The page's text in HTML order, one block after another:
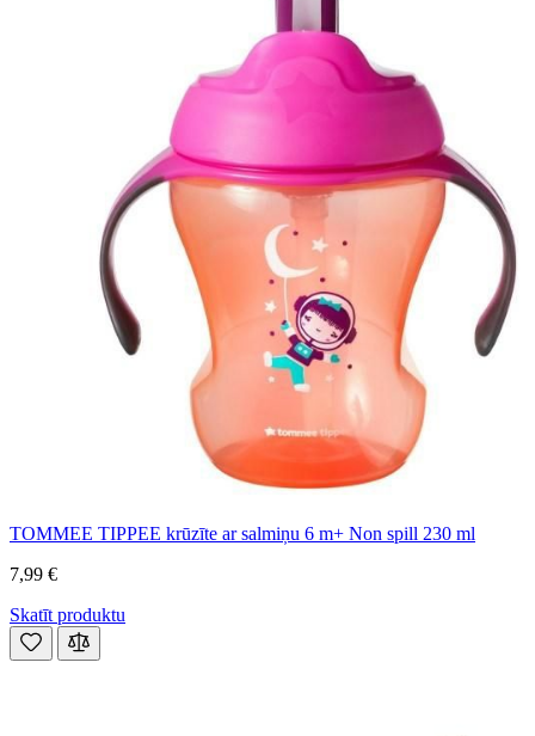
TOMMEE TIPPEE krūzīte ar salmiņu 6 m+ Non spill 230 ml
7,99 €
Skatīt produktu